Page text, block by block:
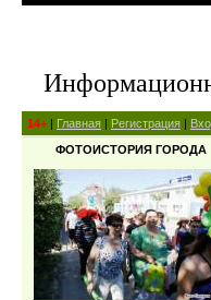
14+ | Главная | Регистрация |
ФОТОИСТОРИЯ ГОРОДА